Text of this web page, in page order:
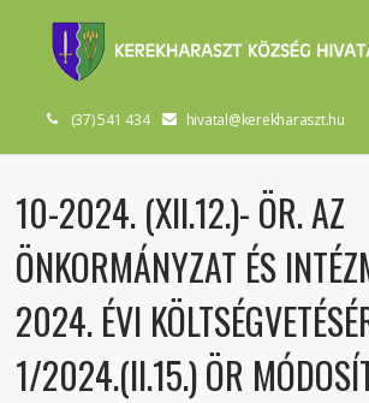
(37) 541 434 hivatal@kerekharaszt.hu
10-2024. (XII.12.)- ÖR. AZ
ÖNKORMÁNYZAT ÉS
2024. ÉVI
1/2024.(II.15.) ÖR